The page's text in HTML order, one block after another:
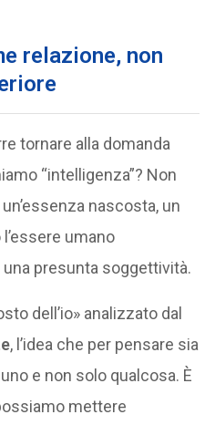
relazione, non
tornare alla domanda
“intelligenza”? Non
nascosta, un
umano
presunta soggettività.
dell’io» analizzato dal
, l’idea che per pensare sia
e non solo qualcosa. È
mettere